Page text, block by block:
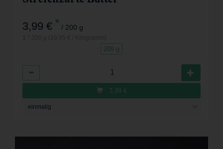
3,99 € * / 200 g
200 g
3,99 €